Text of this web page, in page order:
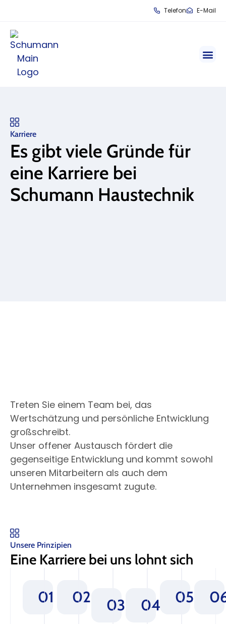
Telefon E-Mail
Karriere
Es gibt viele Gründe für
eine Karriere bei
Schumann Haustechnik
Treten Sie einem Team bei, das
Wertschätzung und persönliche Entwicklung
großschreibt.
Unser offener Austausch fördert die
gegenseitige Entwicklung und kommt sowohl
unseren Mitarbeitern als auch dem
Unternehmen insgesamt zugute.
Unsere Prinzipien
Eine Karriere bei uns lohnt sich
01 02 03 04 05